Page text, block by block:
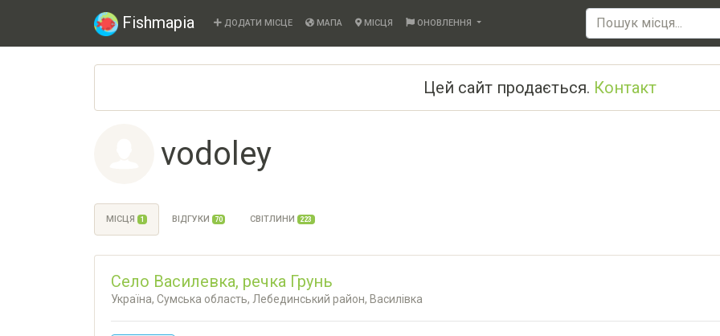
Fishmapia ДОДАТИ МІСЦЕ МАПА МІСЦЯ ОНОВЛЕННЯ
Цей сайт продається. Контакт
vodoley
МІСЦЯ 1 ВІДГУКИ 70 СВІТЛИНИ 223
Село Василевка, речка Грунь
Україна, Сумська область, Лебединський район, Василівка